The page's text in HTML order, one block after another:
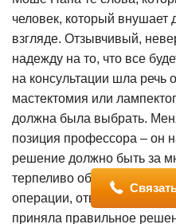
человек, который
взгляде. Отзывчивый,
надежду на то, что все
на консультации шла речь
мастектомия или
должна была выбрать.
позиция профессора – он
решение должно быть за
терпеливо объяснил мне
операции, ответил на все
приняла правильное